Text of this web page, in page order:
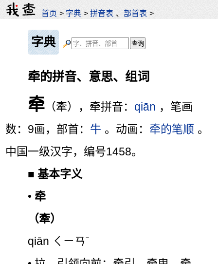
首页 > 字典 >拼音表 、部首表 >
字典
牵的拼音、意思、组词
牵 （牽），牵拼音： qiān ，笔画
数：9画，部首： 牛 。动画： 牵的笔顺 。
中国一级汉字，编号1458。
■基本字义
• 牵
（牽）
qiān ㄑㄧㄢˉ